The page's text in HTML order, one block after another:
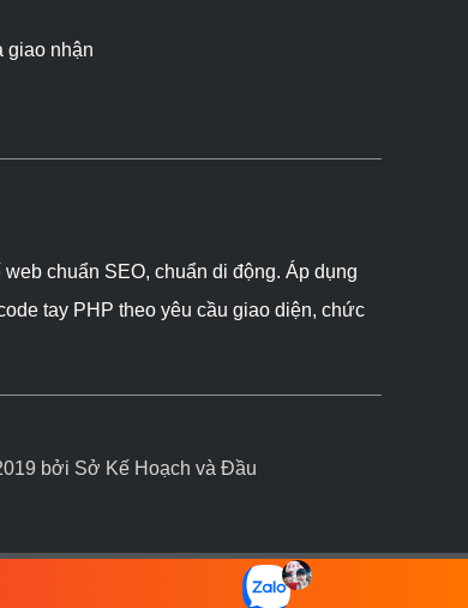
giao nhận
chuẩn SEO, chuẩn di động. Áp dụng
tay PHP theo yêu cầu giao diện, chức
bởi Sở Kế Hoạch và Đầu